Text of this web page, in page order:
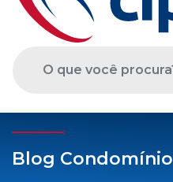
Blog Condomínio